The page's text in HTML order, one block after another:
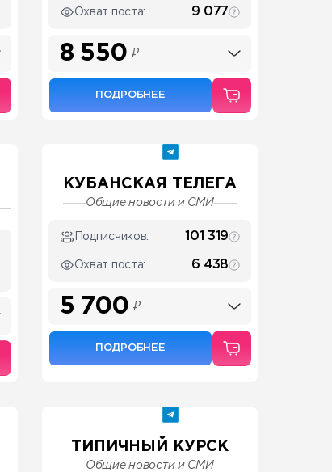
Охват поста: 9 077
8 550 ₽
ПОДРОБНЕЕ
КУБАНСКАЯ ТЕЛЕГА
Общие новости и СМИ
Подписчиков: 101 319
Охват поста: 6 438
5 700 ₽
ПОДРОБНЕЕ
ТИПИЧНЫЙ КУРСК
Общие новости и СМИ